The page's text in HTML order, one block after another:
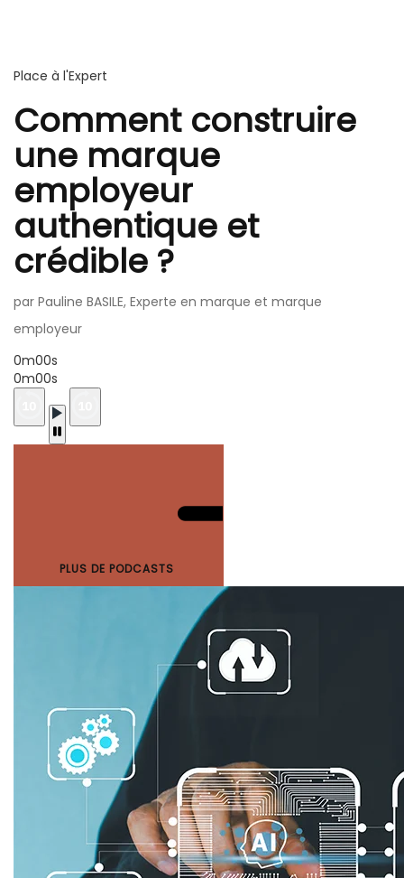
Place à l'Expert
Comment construire
une marque
employeur
authentique et
crédible ?
par Pauline BASILE, Experte en marque et marque
employeur
0m00s
0m00s
PLUS DE PODCASTS